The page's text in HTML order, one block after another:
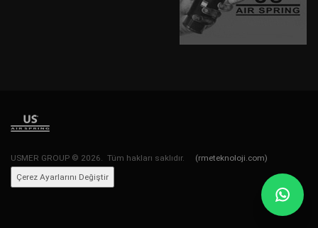
USMER GROUP © 2026. Tüm hakları saklıdır. (rmeteknoloji.com)
Çerez Ayarlarını Değiştir